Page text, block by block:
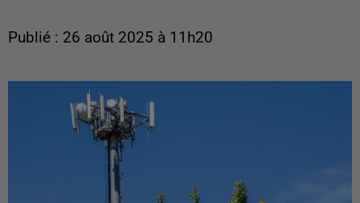
Publié : 26 août 2025 à 11h20